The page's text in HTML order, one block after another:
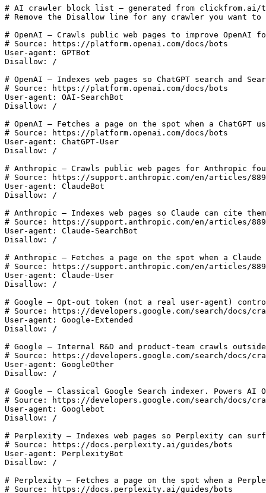
# AI crawler block list — generated from
# Remove the Disallow line for any crawler you want
# OpenAI — Crawls public web pages to improve OpenAI
# Source: https://platform.openai.com/docs/bots
User-agent: GPTBot
Disallow: /
# OpenAI — Indexes web pages so ChatGPT search and
# Source: https://platform.openai.com/docs/bots
User-agent: OAI-SearchBot
Disallow: /
# OpenAI — Fetches a page on the spot when a
# Source: https://platform.openai.com/docs/bots
User-agent: ChatGPT-User
Disallow: /
# Anthropic — Crawls public web pages for Anthropic
# Source: https://support.anthropic.com/en/articles/
User-agent: ClaudeBot
Disallow: /
# Anthropic — Indexes web pages so Claude can cite
# Source: https://support.anthropic.com/en/articles/
User-agent: Claude-SearchBot
Disallow: /
# Anthropic — Fetches a page on the spot when a
# Source: https://support.anthropic.com/en/articles/
User-agent: Claude-User
Disallow: /
# Google — Opt-out token (not a real user-agent)
# Source: https://developers.google.com/search/docs/
User-agent: Google-Extended
Disallow: /
# Google — Internal R&D and product-team crawls
# Source: https://developers.google.com/search/docs/
User-agent: GoogleOther
Disallow: /
# Google — Classical Google Search indexer. Powers AI
# Source: https://developers.google.com/search/docs/
User-agent: Googlebot
Disallow: /
# Perplexity — Indexes web pages so Perplexity can
# Source: https://docs.perplexity.ai/guides/bots
User-agent: PerplexityBot
Disallow: /
# Perplexity — Fetches a page on the spot when a
# Source: https://docs.perplexity.ai/guides/bots